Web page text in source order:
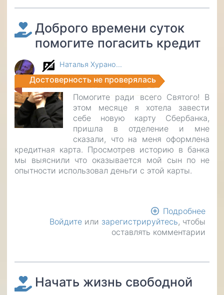
Доброго времени суток
помогите погасить кредит
Наталья Хурано…
Достоверность не проверялась
Помогите ради всего Святого! В
этом месяце я хотела завести
себе новую карту Сбербанка,
пришла в отделение и мне
сказали, что на меня оформлена
кредитная карта. Просмотрев историю в банка
мы выяснили что оказывается мой сын по не
опытности использовал деньги с этой карты.
Подробнее
Войдите или зарегистрируйтесь, чтобы
оставлять комментарии
Начать жизнь свободной